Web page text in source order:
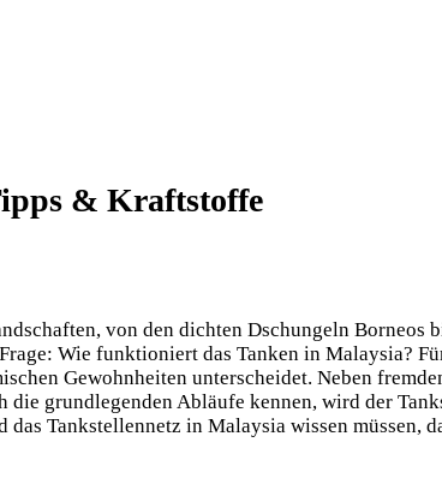
& Kraftstoffe
von den dichten Dschungeln
Wie funktioniert das Tanken in Malaysia?
Gewohnheiten unterscheidet. Neben
grundlegenden Abläufe kennen, wird der
das Tankstellennetz in Malaysia wissen